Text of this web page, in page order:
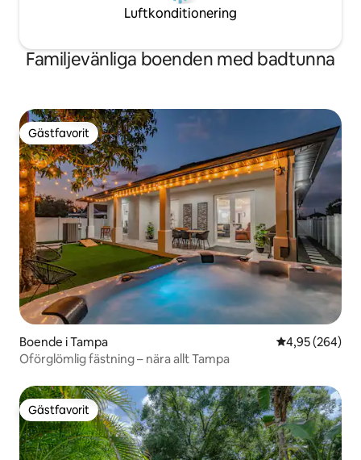
Luftkonditionering
Familjevänliga boenden med badtunna
Gästfavorit
Gästfavorit
Boende i Tampa 4,95 av 5 i
4,95 (264)
Oförglömlig fästning – nära allt Tampa
Gästfavorit
Gästfavorit